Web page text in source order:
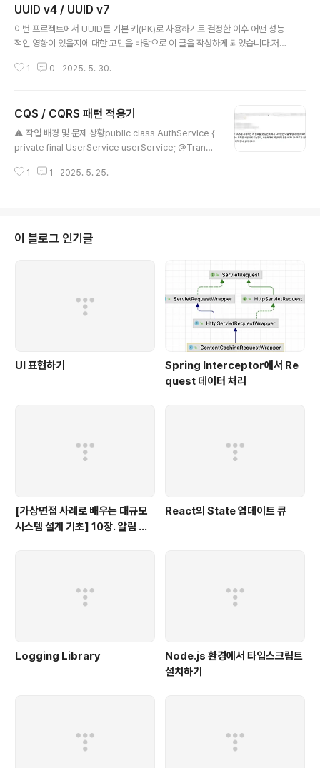
UUID v4 / UUID v7
이번 프로젝트에서 UUID를 기본 키(PK)로 사용하기로 결정한 이후 어떤 성능
적인 영향이 있을지에 대한 고민을 바탕으로 이 글을 작성하게 되었습니다.저희
✅ PostgreSQL의 Index는 기본적으로 B-Tree🐘 PostgreSQL 공식 문
상황에 적합하며 정렬 가능한 타입에 가장 효과적으로 동작합니다.📌 Hiberna
te에서 UUID 생성 방식Spring Data JPA에서 아래와 같이 UUID를 사용하
는 경우@Entitypublic class UserE..
1 0 2025. 5. 30.
CQS / CQRS 패턴 적용기
⚠️ 작업 배경 및 문제 상황public class AuthService {
private final UserService userService; @Transa
erInfo oAuth2UserInfo, String registrationId) { re
ationId); }} 🌟 팀원의 피드백..! ?..
1 1 2025. 5. 25.
이 블로그 인기글
UI 표현하기
Spring Interceptor에서 Re
quest 데이터 처리
[가상면접 사례로 배우는 대규모
시스템 설계 기초] 10장. 알림 시
React의 State 업데이트 큐
Logging Library
Node.js 환경에서 타입스크립트
설치하기